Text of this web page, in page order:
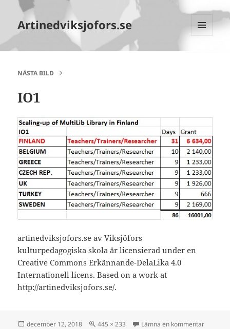
Artinedviksjofors.se
NÄSTA BILD
IO1
artinedviksjofors.se av Viksjöfors
kulturpedagogiska skola är licensierad under en
Creative Commons Erkännande-DelaLika 4.0
Internationell licens. Based on a work at
http://artinedviksjofors.se/.
Postat
december 12, 2018
Full
445 × 233 Lämna en kommentartill IO1